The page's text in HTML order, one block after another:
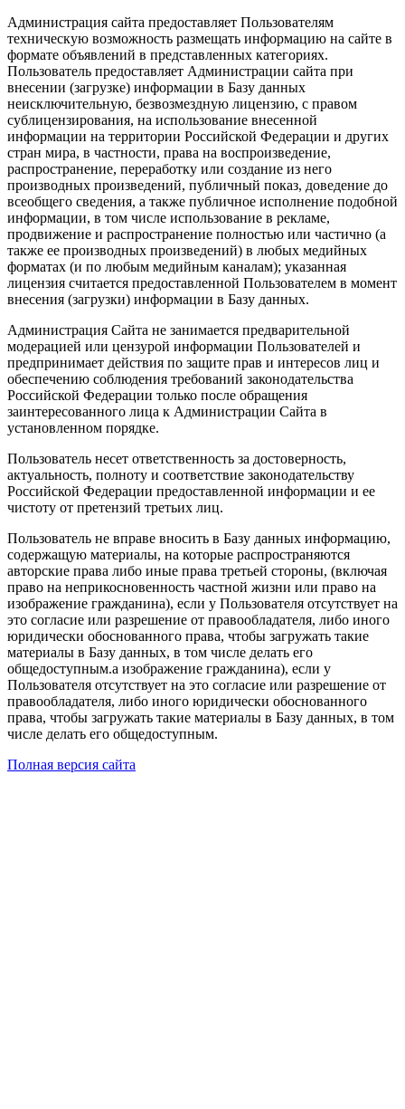
Администрация сайта предоставляет Пользователям
техническую возможность размещать информацию на сайте в
формате объявлений в представленных категориях.
Пользователь предоставляет Администрации сайта при
внесении (загрузке) информации в Базу данных
неисключительную, безвозмездную лицензию, с правом
сублицензирования, на использование внесенной
информации на территории Российской Федерации и других
стран мира, в частности, права на воспроизведение,
распространение, переработку или создание из него
производных произведений, публичный показ, доведение до
всеобщего сведения, а также публичное исполнение подобной
информации, в том числе использование в рекламе,
продвижение и распространение полностью или частично (а
также ее производных произведений) в любых медийных
форматах (и по любым медийным каналам); указанная
лицензия считается предоставленной Пользователем в момент
внесения (загрузки) информации в Базу данных.
Администрация Сайта не занимается предварительной
модерацией или цензурой информации Пользователей и
предпринимает действия по защите прав и интересов лиц и
обеспечению соблюдения требований законодательства
Российской Федерации только после обращения
заинтересованного лица к Администрации Сайта в
установленном порядке.
Пользователь несет ответственность за достоверность,
актуальность, полноту и соответствие законодательству
Российской Федерации предоставленной информации и ее
чистоту от претензий третьих лиц.
Пользователь не вправе вносить в Базу данных информацию,
содержащую материалы, на которые распространяются
авторские права либо иные права третьей стороны, (включая
право на неприкосновенность частной жизни или право на
изображение гражданина), если у Пользователя отсутствует на
это согласие или разрешение от правообладателя, либо иного
юридически обоснованного права, чтобы загружать такие
материалы в Базу данных, в том числе делать его
общедоступным.а изображение гражданина), если у
Пользователя отсутствует на это согласие или разрешение от
правообладателя, либо иного юридически обоснованного
права, чтобы загружать такие материалы в Базу данных, в том
числе делать его общедоступным.
Полная версия сайта